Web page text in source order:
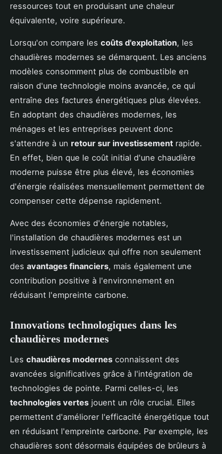
ressources tout en produisant une chaleur
équivalente, voire supérieure.
Lorsqu'on compare les coûts d'exploitation, les
chaudières modernes se démarquent. Les anciens
modèles consomment plus de combustible en
raison d'une technologie moins avancée, ce qui
entraîne des factures énergétiques plus élevées.
En adoptant des chaudières modernes, les
ménages et les entreprises peuvent donc
s'attendre à un retour sur investissement rapide.
En effet, bien que le coût initial d'une chaudière
moderne puisse être plus élevé, les économies
d'énergie réalisées mensuellement permettent de
compenser cette dépense rapidement.
Avec des économies d'énergie notables,
l'installation de chaudières modernes est un
investissement judicieux qui offre non seulement
des avantages financiers, mais également une
contribution positive à l'environnement en
réduisant l'empreinte carbone.
Innovations technologiques dans les
chaudières modernes
Les chaudières modernes connaissent des
avancées significatives grâce à l'intégration de
technologies de pointe. Parmi celles-ci, les
technologies vertes jouent un rôle crucial. Elles
permettent d'améliorer l'efficacité énergétique tout
en réduisant l'empreinte carbone. Par exemple, les
chaudières sont désormais équipées de brûleurs à